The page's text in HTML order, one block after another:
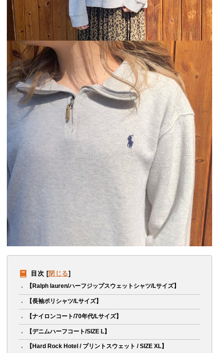
目次 [閉じる]
【Ralph lauren/ハーフジップスウェットシャツ/Lサイズ】
【長袖ポリシャツ/Lサイズ】
【ナイロンコート/70年代/Lサイズ】
【デニムハーフコート/SIZE L】
【Hard Rock Hotel / プリントスウェット / SIZE XL】